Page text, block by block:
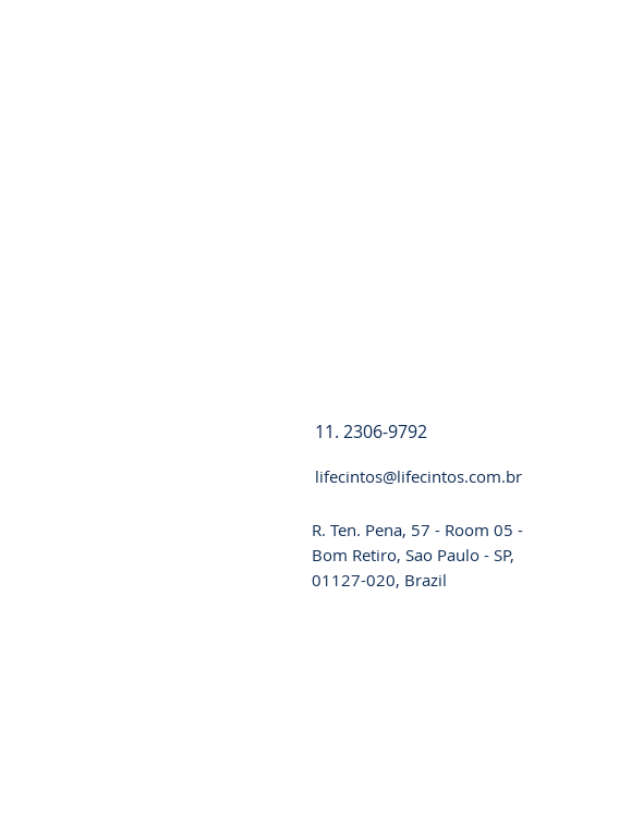
11. 2306-9792
lifecintos@lifecintos.com.br
R. Ten. Pena, 57 - Room 05 -
Bom Retiro, Sao Paulo - SP,
01127-020, Brazil